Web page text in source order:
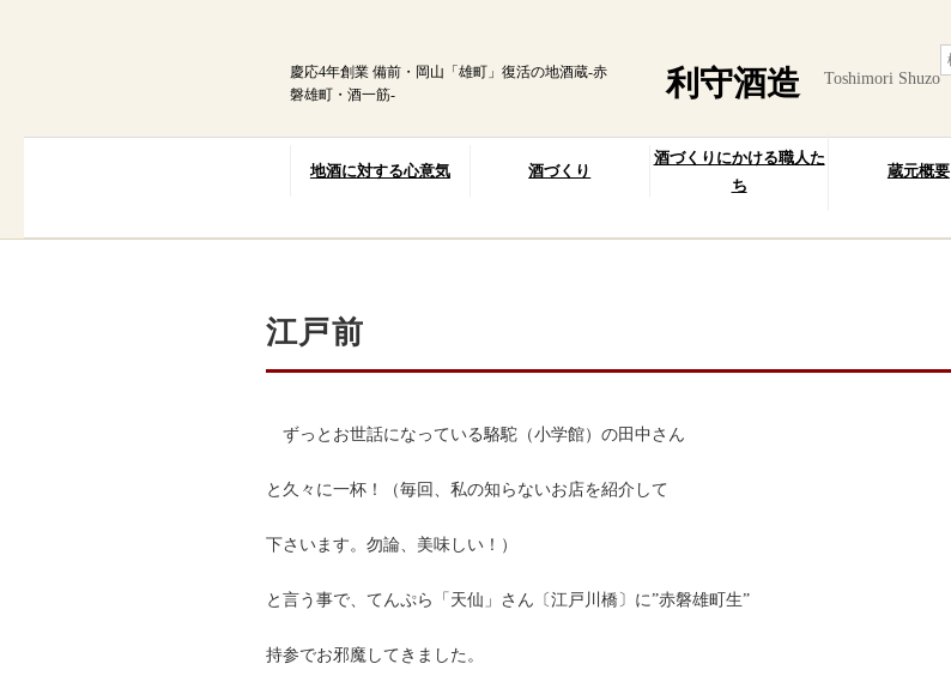
慶応4年創業 備前・岡山「雄町」復活の地酒蔵-赤
磐雄町・酒一筋-
利守酒造 Toshimori Shuzo
地酒に対する心意気 酒づくり
酒づくりにかける職人た
ち
蔵元概要
江戸前
ずっとお世話になっている駱駝（小学館）の田中さん
と久々に一杯！（毎回、私の知らないお店を紹介して
下さいます。勿論、美味しい！）
と言う事で、てんぷら「天仙」さん〔江戸川橋〕に”赤磐雄町生”
持参でお邪魔してきました。